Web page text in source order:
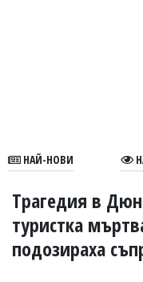
В
УКРАЙНА
СПОРТ
РАЗСЛЕДВАНЕ
НАЙ-НОВИ
Трагедия в
туристка
подозираха